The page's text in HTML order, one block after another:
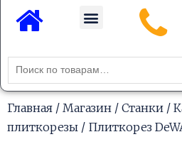
Menu
Искать:
Главная / Магазин / Станки /
плиткорезы / Плиткорез